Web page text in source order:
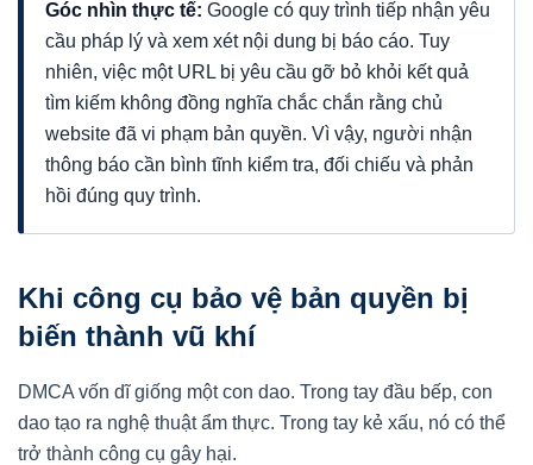
Góc nhìn thực tế: Google có quy trình tiếp nhận yêu
cầu pháp lý và xem xét nội dung bị báo cáo. Tuy
nhiên, việc một URL bị yêu cầu gỡ bỏ khỏi kết quả
tìm kiếm không đồng nghĩa chắc chắn rằng chủ
website đã vi phạm bản quyền. Vì vậy, người nhận
thông báo cần bình tĩnh kiểm tra, đối chiếu và phản
hồi đúng quy trình.
Khi công cụ bảo vệ bản quyền bị
biến thành vũ khí
DMCA vốn dĩ giống một con dao. Trong tay đầu bếp, con
dao tạo ra nghệ thuật ẩm thực. Trong tay kẻ xấu, nó có thể
trở thành công cụ gây hại.